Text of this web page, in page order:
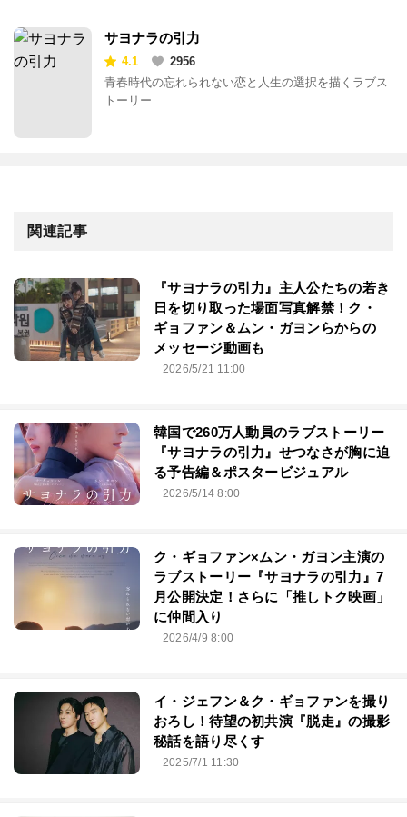
サヨナラの引力
4.1
2956
青春時代の忘れられない恋と人生の選択を描くラブス
トーリー
関連記事
『サヨナラの引力』主人公たちの若き
日を切り取った場面写真解禁！ク・
ギョファン＆ムン・ガヨンらからの
メッセージ動画も
2026/5/21 11:00
韓国で260万人動員のラブストーリー
『サヨナラの引⼒』せつなさが胸に迫
る予告編＆ポスタービジュアル
2026/5/14 8:00
ク・ギョファン×ムン・ガヨン主演の
ラブストーリー『サヨナラの引力』7
月公開決定！さらに「推しトク映画」
に仲間入り
2026/4/9 8:00
イ・ジェフン＆ク・ギョファンを撮り
おろし！待望の初共演『脱走』の撮影
秘話を語り尽くす
2025/7/1 11:30